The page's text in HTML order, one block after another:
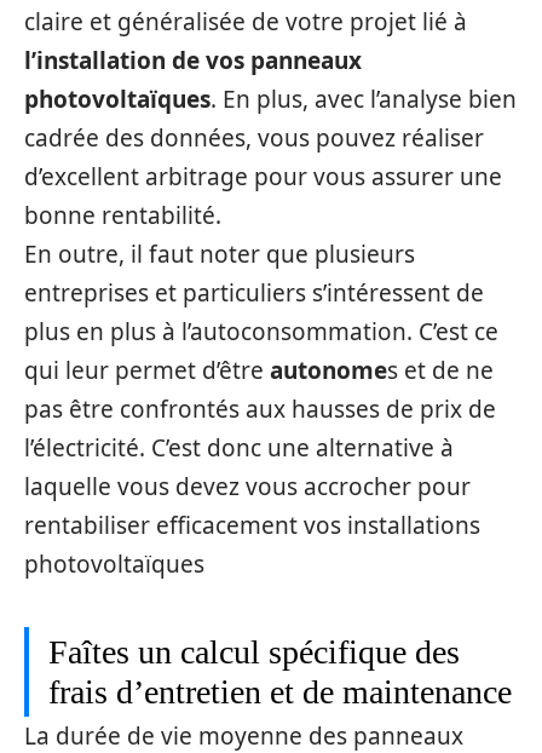
claire et généralisée de votre projet lié à
l’installation de vos panneaux
photovoltaïques. En plus, avec l’analyse bien
cadrée des données, vous pouvez réaliser
d’excellent arbitrage pour vous assurer une
bonne rentabilité.
En outre, il faut noter que plusieurs
entreprises et particuliers s’intéressent de
plus en plus à l’autoconsommation. C’est ce
qui leur permet d’être autonomes et de ne
pas être confrontés aux hausses de prix de
l’électricité. C’est donc une alternative à
laquelle vous devez vous accrocher pour
rentabiliser efficacement vos installations
photovoltaïques
Faîtes un calcul spécifique des
frais d’entretien et de maintenance
La durée de vie moyenne des panneaux